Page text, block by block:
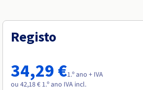
Registo
34,29 €1.º ano + IVA
ou 42,18 € 1.º ano IVA incl.